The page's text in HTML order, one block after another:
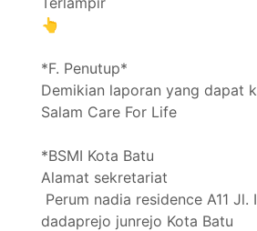
👆
*F. Penutup*
Demikian laporan yang dapat
Salam Care For Life
*BSMI Kota Batu
Alamat sekretariat
Perum nadia residence A11 Jl.
dadaprejo junrejo Kota Batu